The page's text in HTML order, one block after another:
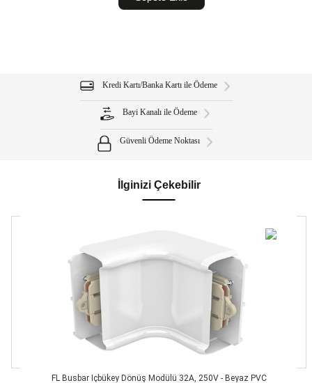
Kredi Kartı/Banka Kartı ile Ödeme
Bayi Kanalı ile Ödeme
Güvenli Ödeme Noktası
İlginizi Çekebilir
FL Busbar İçbükey Dönüş Modülü 32A, 250V - Beyaz PVC